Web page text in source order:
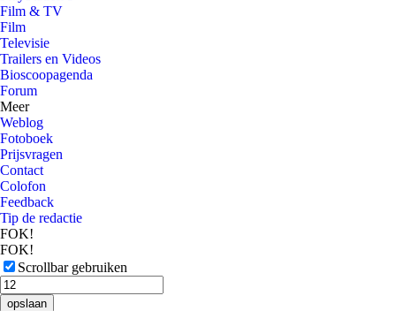
Film & TV
Film
Televisie
Trailers en Videos
Bioscoopagenda
Forum
Meer
Weblog
Fotoboek
Prijsvragen
Contact
Colofon
Feedback
Tip de redactie
FOK!
FOK!
Scrollbar gebruiken
opslaan